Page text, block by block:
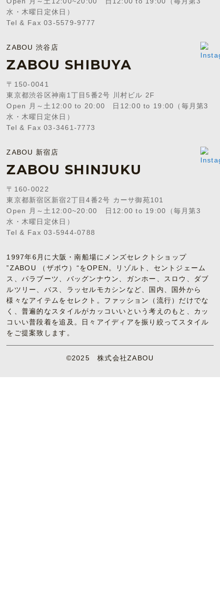
水・木曜日定休日）
Tel & Fax 03-5579-9777
ZABOU 渋谷店
ZABOU SHIBUYA
〒150-0041
東京都渋谷区神南1丁目5番2号 川村ビル 2F
Open 月～土12:00 to 20:00 日12:00 to 19:00（毎月第3
水・木曜日定休日）
Tel & Fax 03-3461-7773
ZABOU 新宿店
ZABOU SHINJUKU
〒160-0022
東京都新宿区新宿2丁目4番2号 カーサ御苑101
Open 月～土12:00~20:00 日12:00 to 19:00（毎月第3
水・木曜日定休日）
Tel & Fax 03-5944-0788
1997年6月に大阪・南船場にメンズセレクトショップ
”ZABOU （ザボウ）“をOPEN。リゾルト、セントジェーム
ス、パラブーツ、バッグンナウン、ガンホー、スロウ、ダブ
ルツリー、バス、ラッセルモカシンなど、国内、国外から
様々なアイテムをセレクト。ファッション（流行）だけでな
く、普遍的なスタイルがカッコいいという考えのもと、カッ
コいい普段着を追及。日々アイディアを振り絞ってスタイル
をご提案致します。
©2025 株式会社ZABOU